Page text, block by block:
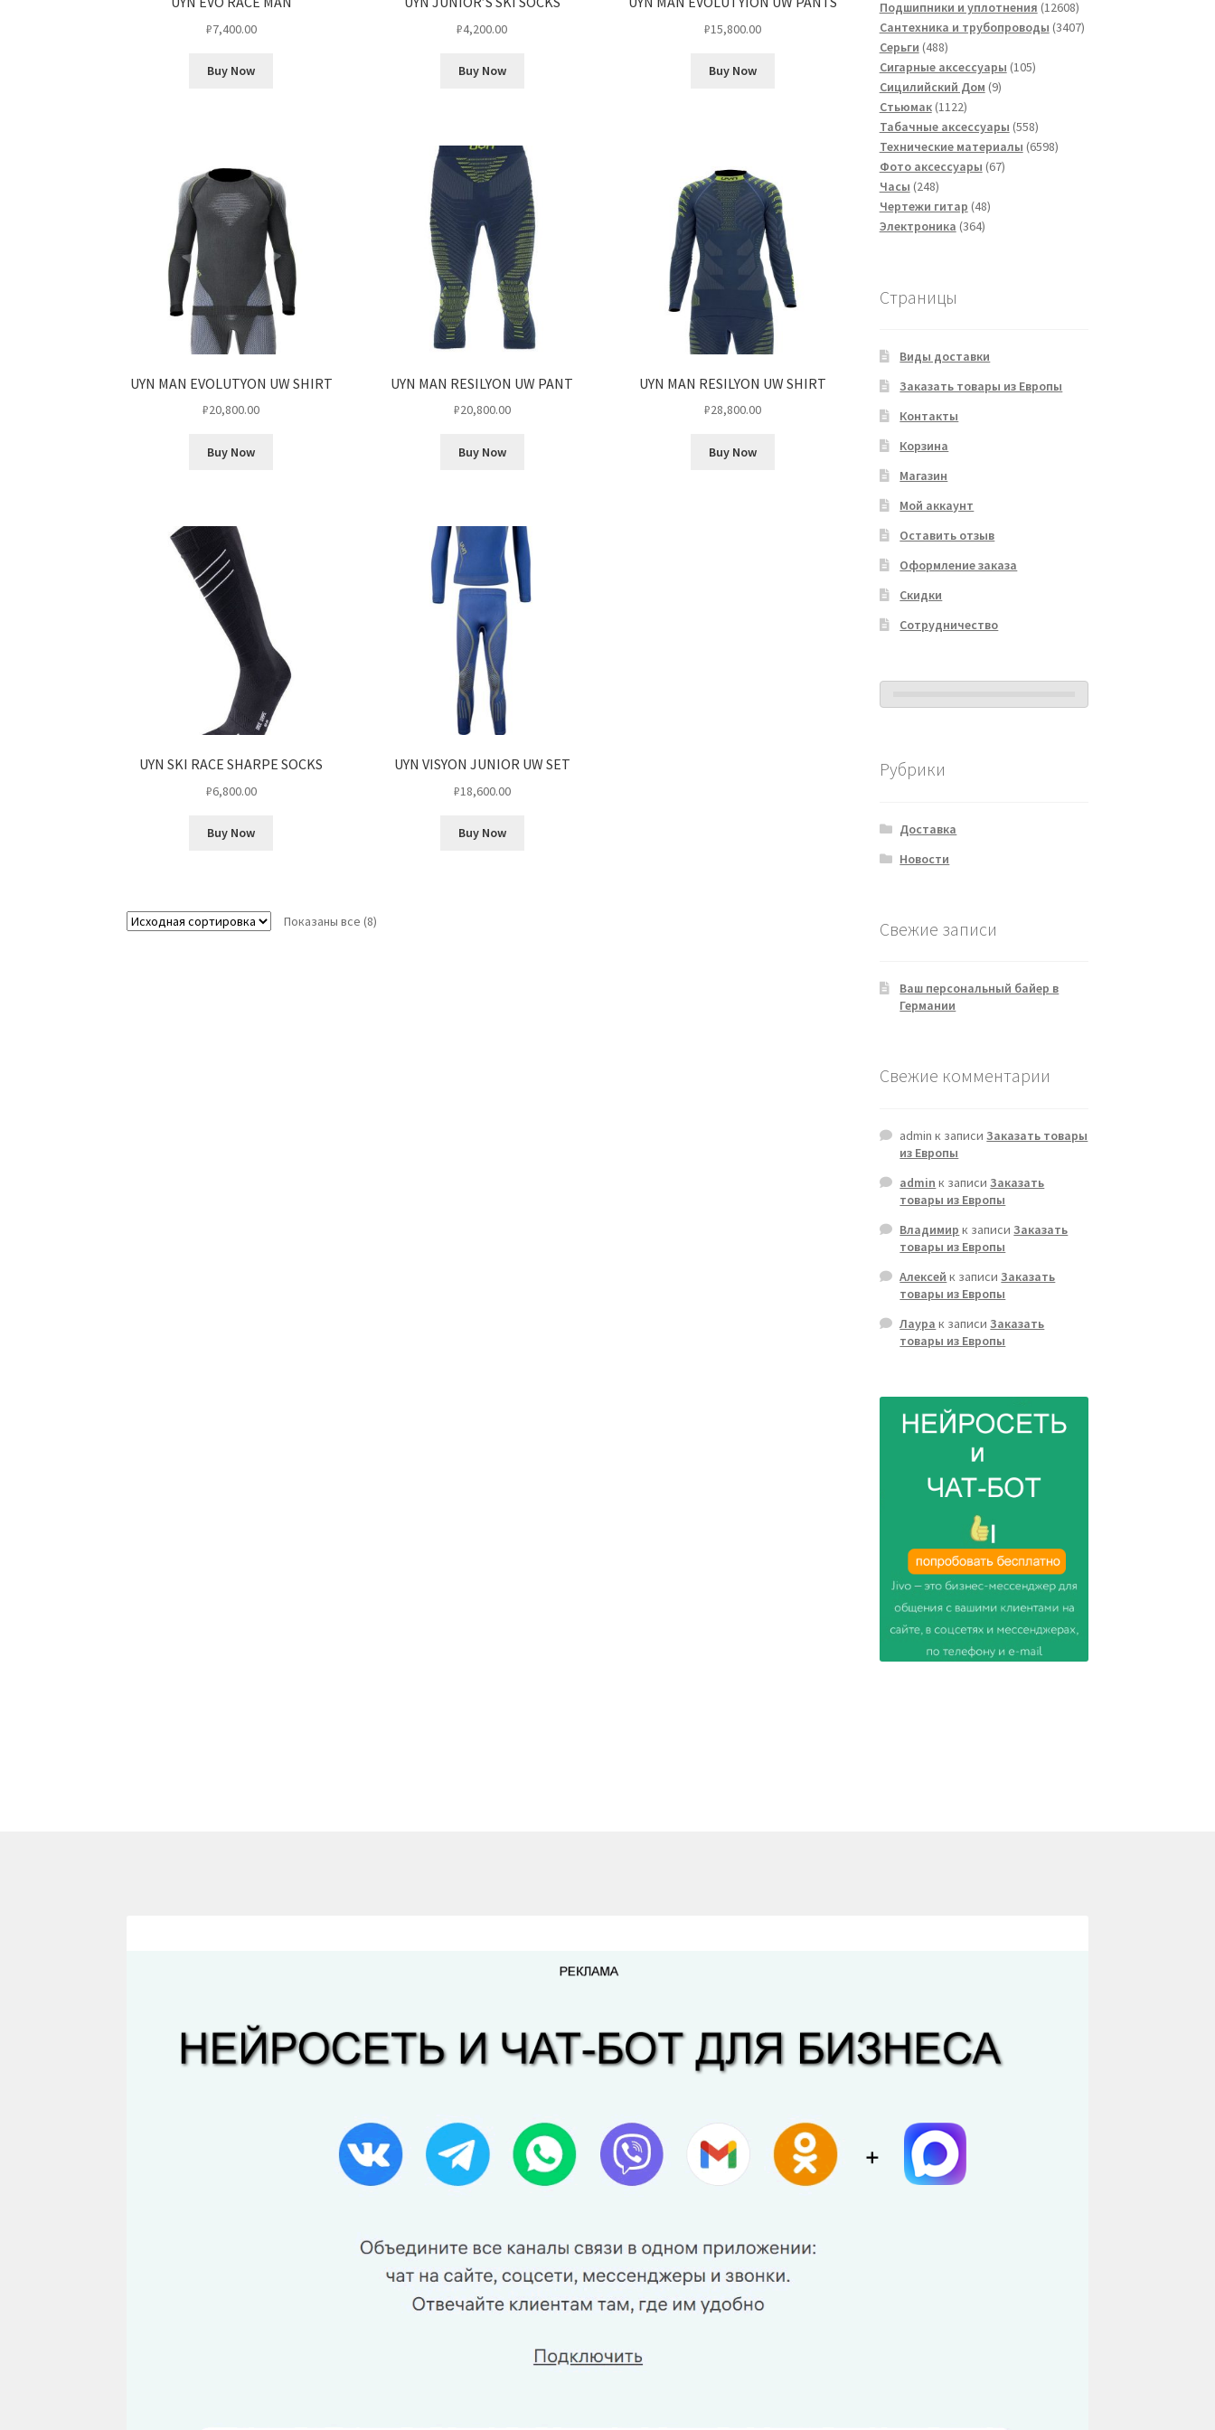
₽7,400.00
Buy Now
₽4,200.00
Buy Now
₽15,800.00
Buy Now
UYN MAN EVOLUTYON UW SHIRT
₽20,800.00
Buy Now
UYN MAN RESILYON UW PANT
₽20,800.00
Buy Now
UYN MAN RESILYON UW SHIRT
₽28,800.00
Buy Now
UYN SKI RACE SHARPE SOCKS
₽6,800.00
Buy Now
UYN VISYON JUNIOR UW SET
₽18,600.00
Buy Now
Показаны все (8)
товаров
Подшипники и уплотнения 1260812608
товаров
Сантехника и трубопроводы 34073407
Серьги 488488
товаров
Сигарные аксессуары 105105
Сицилийский Дом 99
Стьюмак 11221122
товара
Табачные аксессуары 558558
товаров
Технические материалы 65986598
Фото аксессуары 6767
Часы 248248
товаров
Чертежи гитар 4848
Электроника 364364
Страницы
Виды доставки
Заказать товары из Европы
Контакты
Корзина
Магазин
Мой аккаунт
Оставить отзыв
Оформление заказа
Скидки
Сотрудничество
Рубрики
Доставка
Новости
Свежие записи
Ваш персональный байер в
Германии
Свежие комментарии
admin к записиЗаказать товары
из Европы
admin к записиЗаказать
товары из Европы
Владимир к записиЗаказать
товары из Европы
Алексей к записиЗаказать
товары из Европы
Лаура к записиЗаказать
товары из Европы